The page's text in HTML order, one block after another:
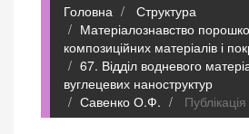
Головна
Структура
Матеріалознавство
композиційних матеріалів і
67. Відділ водневого
вуглецевих наноструктур
Савенко О.Ф.
Публікація